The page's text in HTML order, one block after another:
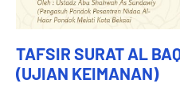
TAFSIR SURAT AL
(UJIAN KEIMANAN)